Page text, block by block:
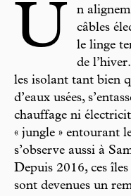
U
n
câbles
le linge
de
les isolant tant bien
d’eaux usées,
chauffage ni
« jungle » entourant
s’observe aussi à
Depuis 2016, ces
sont devenues un